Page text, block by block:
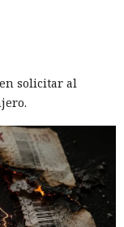
solicitar al